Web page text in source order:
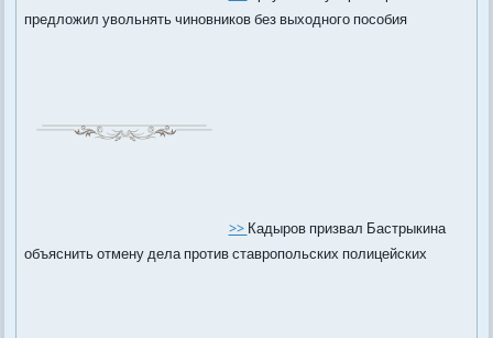
предложил увольнять чиновников без выходного пособия
>>Кадыров призвал Бастрыкина
объяснить отмену дела против ставропольских полицейских